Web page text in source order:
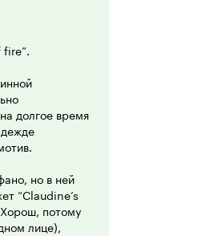
долгое время
но в ней
“Claudine’s
потому
лице),